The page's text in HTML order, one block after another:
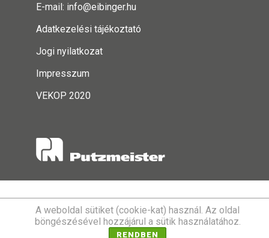
E-mail: info@eibinger.hu
Adatkezelési tájékoztató
Jogi nyilatkozat
Impresszum
VEKOP 2020
A weboldal sütiket (cookie-kat) használ. Az oldal
böngészésével hozzájárul a sütik használatához.
RENDBEN